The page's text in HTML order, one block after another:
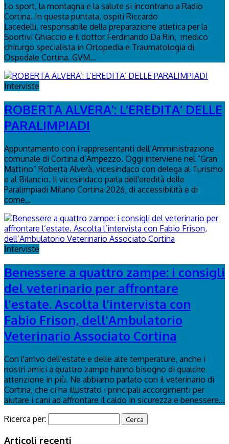
Lo sport, la montagna e la salute si incontrano a Radio
Cortina. In questa puntata, ospiti Riccardo
Lacedelli, responsabile della preparazione atletica per la
Sportivi Ghiaccio e il dottor Ferdinando Da Rin, medico
chirurgo specialista in Ortopedia e Traumatologia di
Ospedale Cortina. GVM...
Interviste
ROBERTA ALVERA’: L’EREDITA’ DELLE
PARALIMPIADI
Appuntamento con i rappresentanti dell’Amministrazione
comunale di Cortina d’Ampezzo. Oggi interviene nel “Gran
Mattino” Roberta Alverà, vicesindaco con delega al Turismo
e al Bilancio. Il vicesindaco parla dell'eredità delle
Paralimpiadi Milano Cortina 2026, di accessibilità e di
come...
Interviste
Benessere a quattro zampe: i consigli
del veterinario per affrontare
l'estate. Ascolta l'intervista con
Fabio Frison, dell'Ambulatorio
Veterinario Associato Cortina
Con l'arrivo dell'estate e delle alte temperature, anche i
nostri amici a quattro zampe hanno bisogno di qualche
attenzione in più. Ne abbiamo parlato con il veterinario di
Cortina, che ci ha illustrato i principali accorgimenti per
aiutare i cani ad affrontare il caldo in sicurezza e benessere...
Ricerca per:
Articoli recenti